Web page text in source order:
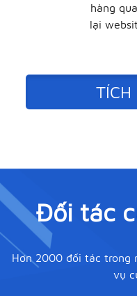
hàng
lại
TÍCH
Đối tác
Hơn 2000 đối tác trong
vụ